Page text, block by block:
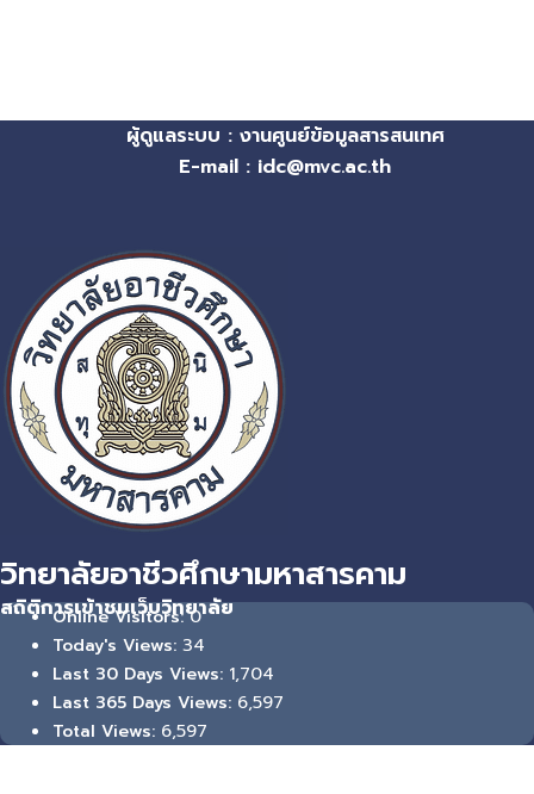
ผู้ดูแลระบบ : งานศูนย์ข้อมูลสารสนเทศ
E-mail : idc@mvc.ac.th
วิทยาลัยอาชีวศึกษามหาสารคาม
สถิติการเข้าชมเว็บวิทยาลัย
Online Visitors:0
Today's Views: 34
Last 30 Days Views: 1,704
Last 365 Days Views: 6,597
Total Views: 6,597